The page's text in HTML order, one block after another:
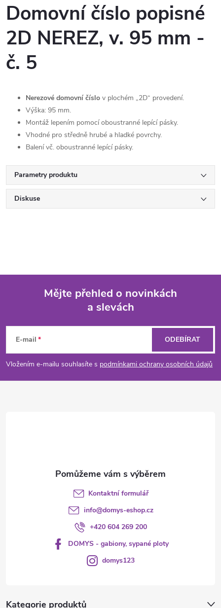
Domovní číslo popisné
2D NEREZ, v. 95 mm -
č. 5
Nerezové domovní číslo v plochém „2D“ provedení.
Výška: 95 mm.
Montáž lepením pomocí oboustranné lepící pásky.
Vhodné pro středně hrubé a hladké povrchy.
Balení vč. oboustranné lepící pásky.
Parametry produktu
Diskuse
p
a
Mějte přehled o novinkách
a slevách
E-mail
Vložením e-mailu souhlasíte s podmínkami ochrany osobních údajů
ODEBÍRAT
Kategorie produktů
Kontaktní formulář
info@domys-eshop.cz
+420 604 269 200
DOMYS - gabiony, sypané ploty
domys123